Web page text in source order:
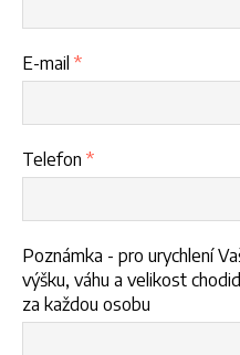
E-mail *
Telefon *
Poznámka - pro urychlení
výšku, váhu a velikost
za každou osobu